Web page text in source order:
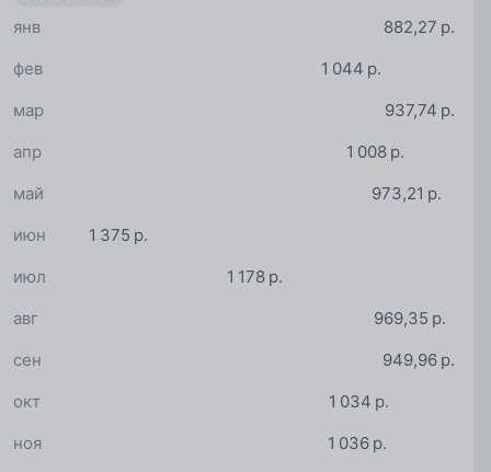
882,27 р.
янв
1 044 р.
фев
937,74 р.
мар
1 008 р.
апр
973,21 р.
май
1 375 р.
июн
1 178 р.
июл
969,35 р.
авг
949,96 р.
сен
1 034 р.
окт
1 036 р.
ноя